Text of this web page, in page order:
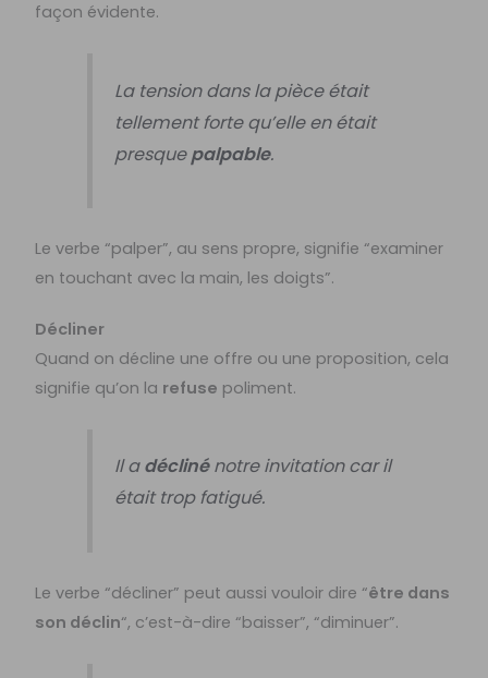
façon évidente.
La tension dans la pièce était
tellement forte qu’elle en était
presquepalpable.
Le verbe “palper”, au sens propre, signifie “examiner
en touchant avec la main, les doigts”.
Décliner
Quand on décline une offre ou une proposition, cela
signifie qu’on la refuse poliment.
Il adéclinénotre invitation car il
était trop fatigué.
Le verbe “décliner” peut aussi vouloir dire “être dans
son déclin“, c’est-à-dire “baisser”, “diminuer”.